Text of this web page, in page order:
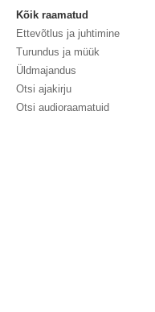
Kõik raamatud
Ettevõtlus ja juhtimine
Turundus ja müük
Üldmajandus
Otsi ajakirju
Otsi audioraamatuid